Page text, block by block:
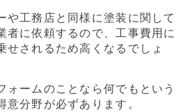
や工務店と同様に塗装に関して
者に依頼するので、工事費用に
せされるため高くなるでしょ
ォームのことなら何でもという
分野が必ずあります。